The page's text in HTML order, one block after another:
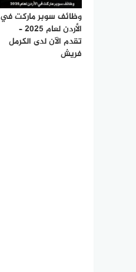
وظائف سوبر ماركت في
الأردن لعام 2025 –
تقدم الآن لدى الكرمل
فريش